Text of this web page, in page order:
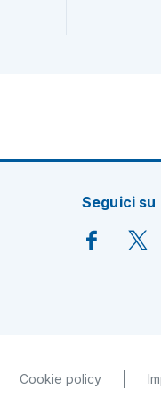
Seguici su
Cookie policy